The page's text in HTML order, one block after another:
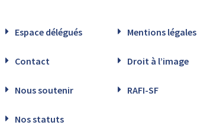
Espace délégués Mentions légales
Contact Droit à l’image
Nous soutenir RAFI-SF
Nos statuts